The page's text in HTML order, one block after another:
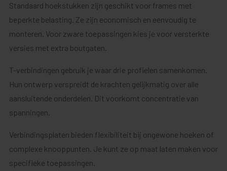
Standaard hoekstukken zijn geschikt voor frames met
beperkte belasting. Ze zijn economisch en eenvoudig te
monteren. Voor zware toepassingen kies je voor versterkte
versies met extra boutgaten.
T-verbindingen gebruik je waar drie profielen samenkomen.
Hun ontwerp verspreidt de krachten gelijkmatig over alle
aansluitende onderdelen. Dit voorkomt concentratie van
spanningen.
Verbindingsplaten bieden flexibiliteit bij ongewone hoeken of
complexe knooppunten. Je kunt ze op maat laten maken voor
specifieke toepassingen.